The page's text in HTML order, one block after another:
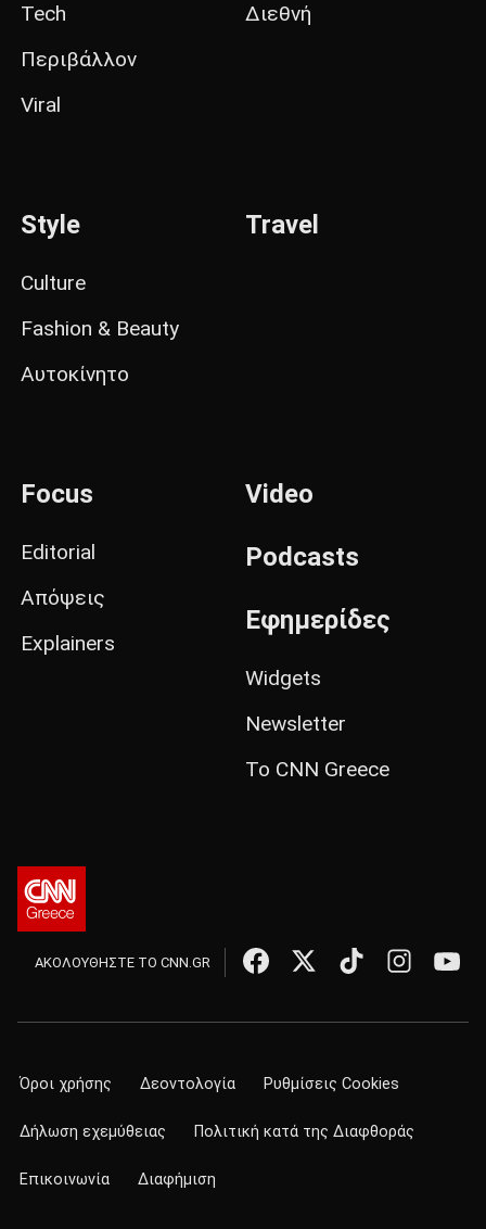
Tech
Περιβάλλον
Viral
Διεθνή
Style
Culture
Fashion & Beauty
Αυτοκίνητο
Travel
Focus
Editorial
Απόψεις
Explainers
Video
Podcasts
Εφημερίδες
Widgets
Newsletter
Το CNN Greece
ΑΚΟΛΟΥΘΗΣΤΕ ΤΟ CNN.GR
Όροι χρήσης Δεοντολογία Ρυθμίσεις Cookies
Δήλωση εχεμύθειας Πολιτική κατά της Διαφθοράς
Επικοινωνία Διαφήμιση